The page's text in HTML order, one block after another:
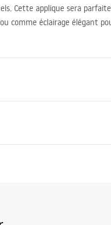
Cette applique sera
comme éclairage élégant
mm
métal, plastique